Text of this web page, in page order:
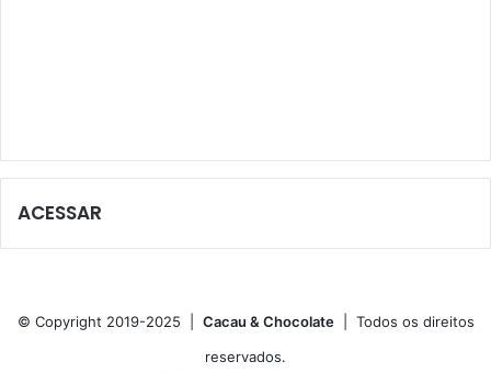
ACESSAR
© Copyright 2019-2025 | Cacau & Chocolate| Todos os direitos
reservados.